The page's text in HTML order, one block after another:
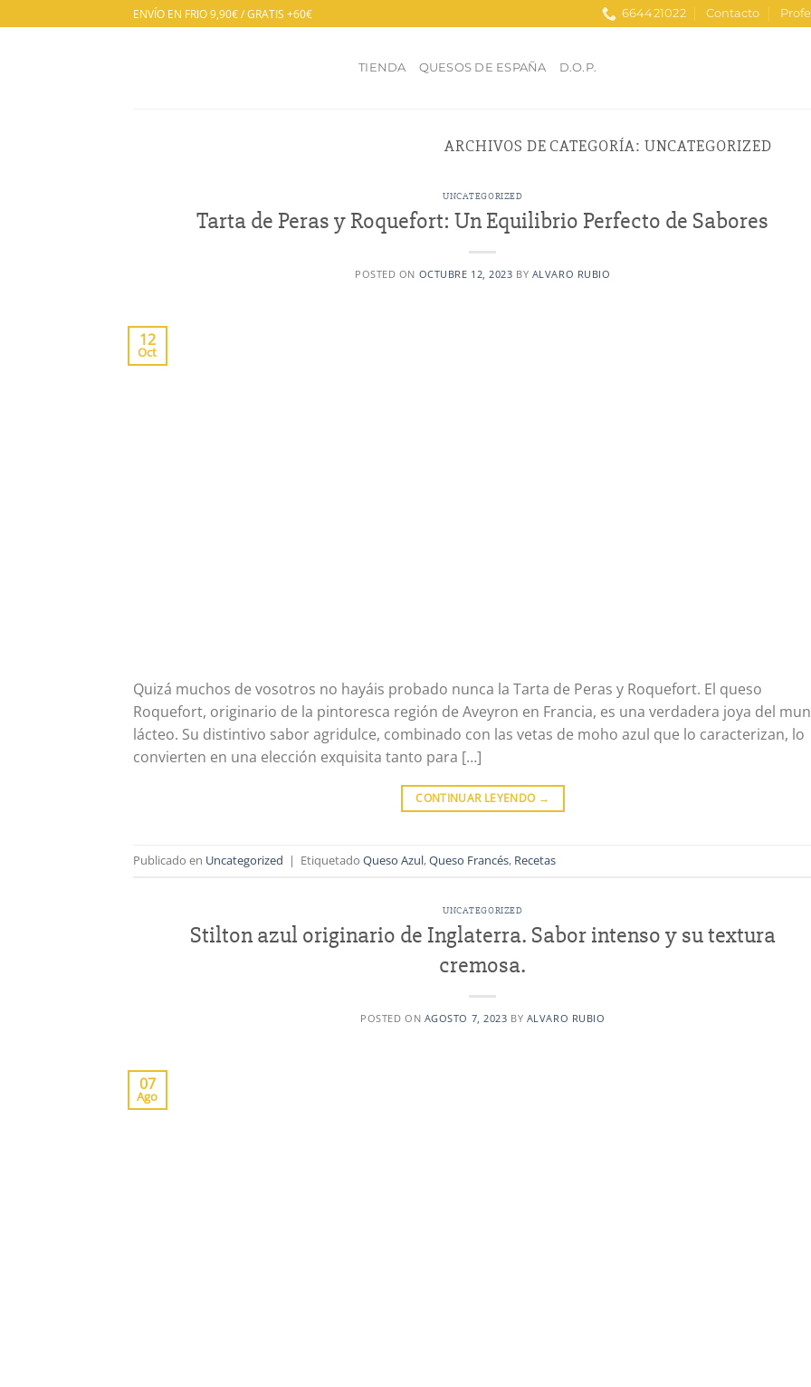
al
ENVÍO EN FRIO 9,90€ / GRATIS +60€ 664421022 Contacto
TIENDA QUESOS DE ESPAÑA D.O.P.
ARCHIVOS DE CATEGORÍA: UNCATEGORIZED
UNCATEGORIZED
Tarta de Peras y Roquefort: Un Equilibrio Perfecto de Sabores
POSTED ON OCTUBRE 12, 2023 BY ALVARO RUBIO
12
Oct
Quizá muchos de vosotros no hayáis probado nunca la Tarta de Peras y Roquefort. El queso
Roquefort, originario de la pintoresca región de Aveyron en Francia, es una verdadera joya del
lácteo. Su distintivo sabor agridulce, combinado con las vetas de moho azul que lo caracterizan, lo
convierten en una elección exquisita tanto para […]
CONTINUAR LEYENDO →
Publicado en Uncategorized | Etiquetado Queso Azul,Queso Francés, Recetas
UNCATEGORIZED
Stilton azul originario de Inglaterra. Sabor intenso y su textura
cremosa.
POSTED ON AGOSTO 7, 2023 BY ALVARO RUBIO
07
Ago